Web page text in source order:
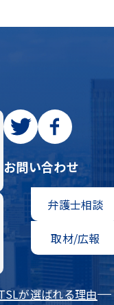
お問い合わせ
弁護士相談
取材/広報
が選ばれる理由